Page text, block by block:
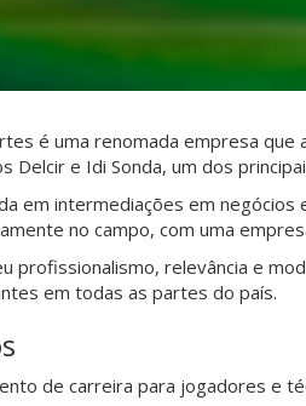
é uma renomada empresa
Delcir e Idi Sonda, um dos
em intermediações em
no campo, com uma
profissionalismo, relevância e
em todas as partes do país.
de carreira para jogadores e